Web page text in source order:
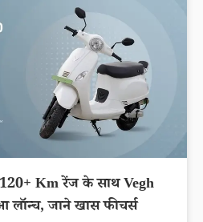
Km रेंज के साथ Vegh
लॉन्च, जाने खास फीचर्स